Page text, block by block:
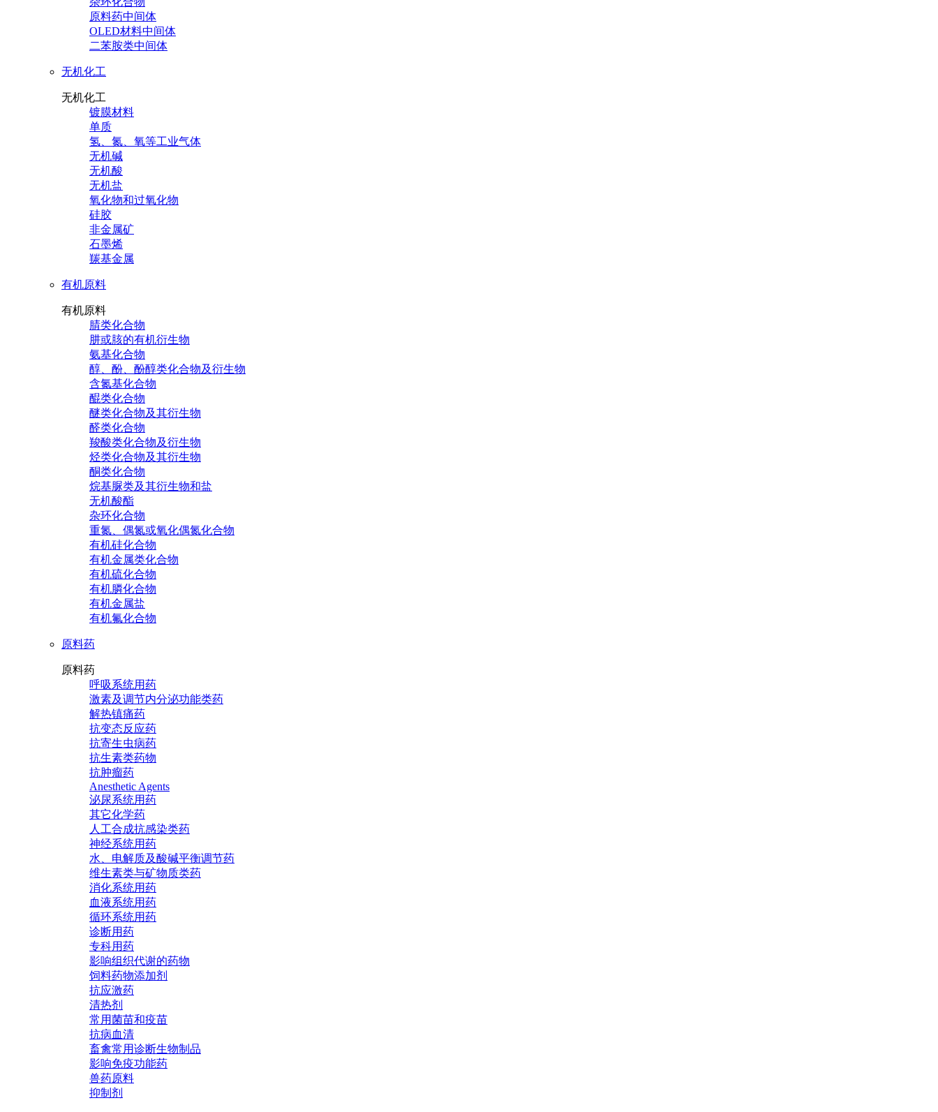
原料药中间体
OLED材料中间体
二苯胺类中间体
无机化工
无机化工
镀膜材料
单质
氢、氮、氧等工业气体
无机碱
无机酸
无机盐
氧化物和过氧化物
硅胶
非金属矿
石墨烯
羰基金属
有机原料
有机原料
腈类化合物
肼或胲的有机衍生物
氨基化合物
醇、酚、酚醇类化合物及衍生物
含氮基化合物
醌类化合物
醚类化合物及其衍生物
醛类化合物
羧酸类化合物及衍生物
烃类化合物及其衍生物
酮类化合物
烷基脲类及其衍生物和盐
无机酸酯
杂环化合物
重氮、偶氮或氧化偶氮化合物
有机硅化合物
有机金属类化合物
有机硫化合物
有机膦化合物
有机金属盐
有机氟化合物
原料药
原料药
呼吸系统用药
激素及调节内分泌功能类药
解热镇痛药
抗变态反应药
抗寄生虫病药
抗生素类药物
抗肿瘤药
Anesthetic Agents
泌尿系统用药
其它化学药
人工合成抗感染类药
神经系统用药
水、电解质及酸碱平衡调节药
维生素类与矿物质类药
消化系统用药
血液系统用药
循环系统用药
诊断用药
专科用药
影响组织代谢的药物
饲料药物添加剂
抗应激药
清热剂
常用菌苗和疫苗
抗病血清
畜禽常用诊断生物制品
影响免疫功能药
兽药原料
抑制剂